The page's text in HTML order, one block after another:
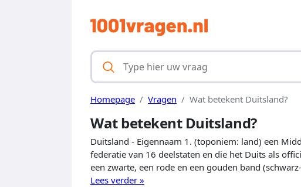
Homepage Vragen Wat betekent Duitsland?
Wat betekent Duitsland?
Duitsland - Eigennaam 1. (toponiem: land) een
federatie van 16 deelstaten en die het Duits als
een zwarte, een rode en een gouden band
Lees verder »